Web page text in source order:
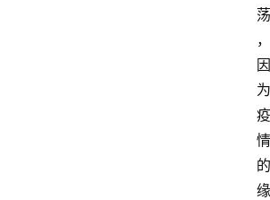
荡
，
因
为
疫
情
的
缘